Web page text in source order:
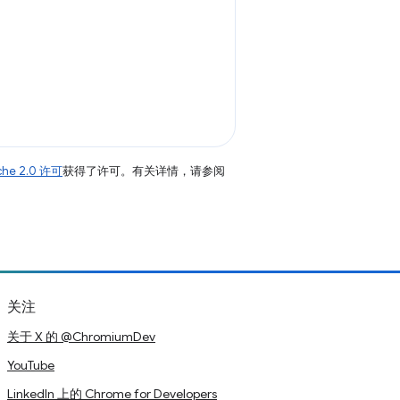
2.0 许可获得了许可。有关详情，请参阅
关注
关于 X 的 @ChromiumDev
YouTube
LinkedIn 上的 Chrome for Developers